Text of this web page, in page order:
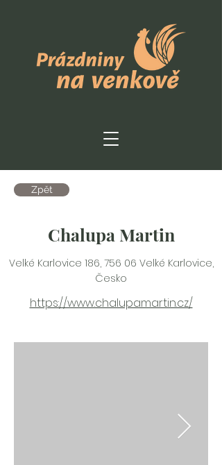
Zpět
Chalupa Martin
Velké Karlovice 186, 756 06 Velké Karlovice,
Česko
https://www.chalupamartin.cz/